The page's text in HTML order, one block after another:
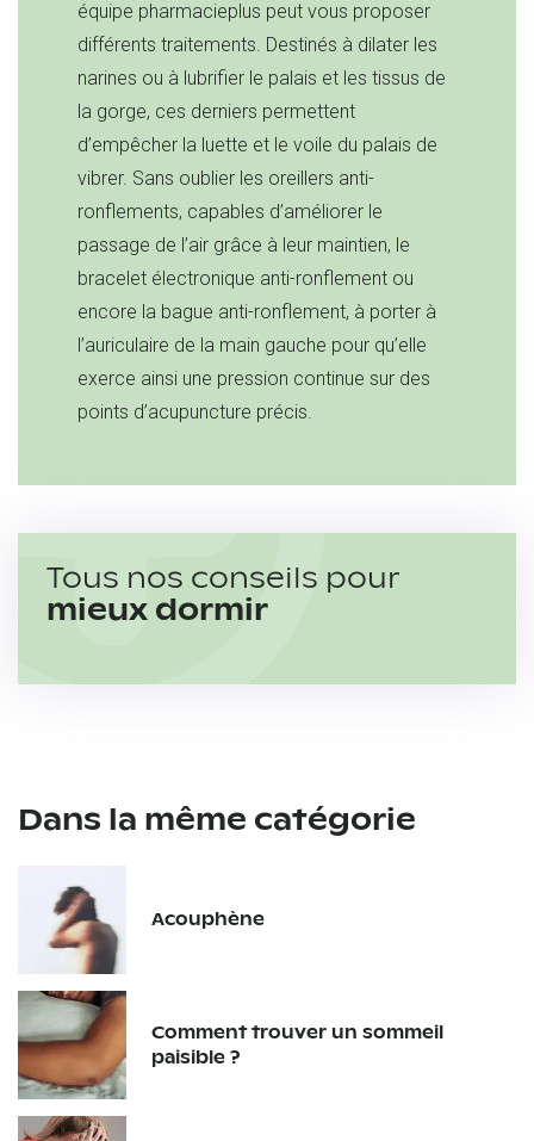
équipe pharmacieplus peut vous proposer
différents traitements. Destinés à dilater les
narines ou à lubrifier le palais et les tissus de
la gorge, ces derniers permettent
d’empêcher la luette et le voile du palais de
vibrer. Sans oublier les oreillers anti-
ronflements, capables d’améliorer le
passage de l’air grâce à leur maintien, le
bracelet électronique anti-ronflement ou
encore la bague anti-ronflement, à porter à
l’auriculaire de la main gauche pour qu’elle
exerce ainsi une pression continue sur des
points d’acupuncture précis.
Tous nos conseils pour
mieux dormir
Dans la même catégorie
Acouphène
Comment trouver un sommeil
paisible ?